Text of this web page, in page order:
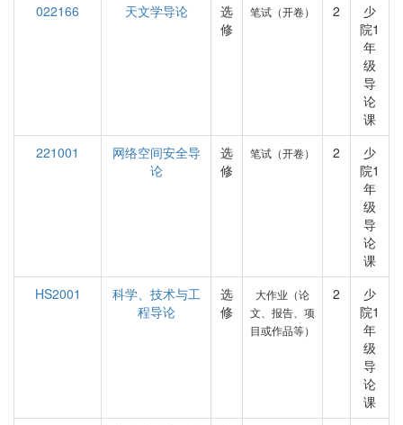
022166
天文学导论
选
修
笔试（开卷） 2
少
院1
年
级
导
论
课
221001
网络空间安全导
论
选
修
笔试（开卷） 2
少
院1
年
级
导
论
课
HS2001
科学、技术与工
程导论
选
修
大作业（论
文、报告、项
目或作品等）
2
少
院1
年
级
导
论
课